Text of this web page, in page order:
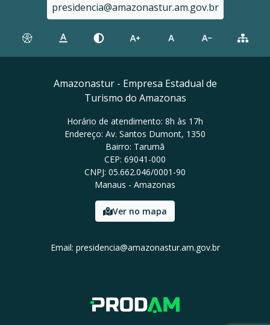
presidencia@amazonastur.am.gov.br
Amazonastur - Empresa Estadual de
Turismo do Amazonas
Horário de atendimento: 8h às 17h
Endereço: Av. Santos Dumont, 1350
Bairro: Tarumã
CEP: 69041-000
CNPJ: 05.662.046/0001-90
Manaus - Amazonas
Ver no mapa
Email: presidencia@amazonastur.am.gov.br